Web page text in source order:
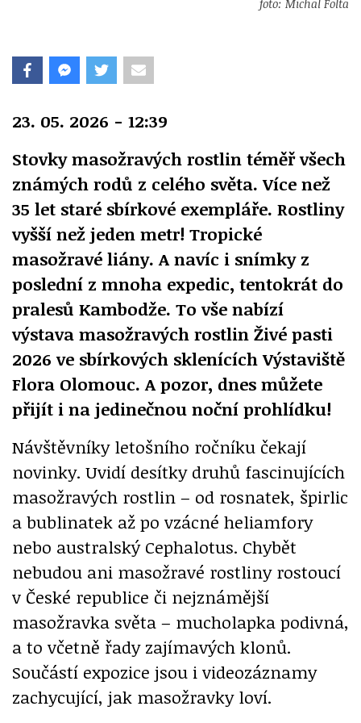
foto: Michal Folta
23. 05. 2026 - 12:39
Stovky masožravých rostlin téměř všech
známých rodů z celého světa. Více než
35 let staré sbírkové exempláře. Rostliny
vyšší než jeden metr! Tropické
masožravé liány. A navíc i snímky z
poslední z mnoha expedic, tentokrát do
pralesů Kambodže. To vše nabízí
výstava masožravých rostlin Živé pasti
2026 ve sbírkových sklenících Výstaviště
Flora Olomouc. A pozor, dnes můžete
přijít i na jedinečnou noční prohlídku!
Návštěvníky letošního ročníku čekají
novinky. Uvidí desítky druhů fascinujících
masožravých rostlin – od rosnatek, špirlic
a bublinatek až po vzácné heliamfory
nebo australský Cephalotus. Chybět
nebudou ani masožravé rostliny rostoucí
v České republice či nejznámější
masožravka světa – mucholapka podivná,
a to včetně řady zajímavých klonů.
Součástí expozice jsou i videozáznamy
zachycující, jak masožravky loví.